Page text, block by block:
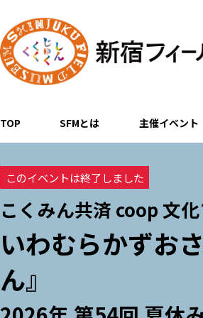
TOP SFMとは 主催イベント
このイベントは終了しました
こくみん共済 coop 文
いわむらかずお
ん』